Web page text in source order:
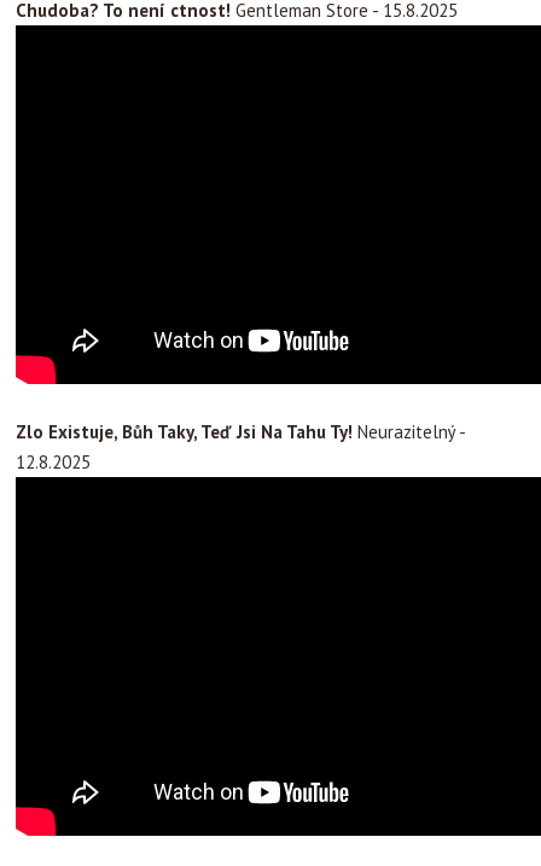
Chudoba? To není ctnost! Gentleman Store - 15.8.2025
Zlo Existuje, Bůh Taky, Teď Jsi Na Tahu Ty! Neurazitelný -
12.8.2025